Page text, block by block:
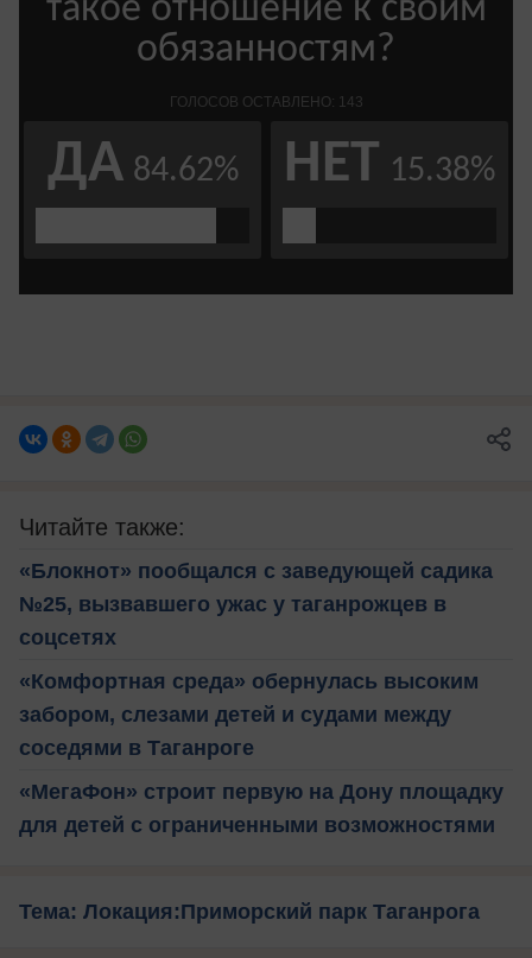
Читайте также:
«Блокнот» пообщался с заведующей садика
№25, вызвавшего ужас у таганрожцев в
соцсетях
«Комфортная среда» обернулась высоким
забором, слезами детей и судами между
соседями в Таганроге
«МегаФон» строит первую на Дону площадку
для детей с ограниченными возможностями
Тема: Локация:Приморский парк Таганрога